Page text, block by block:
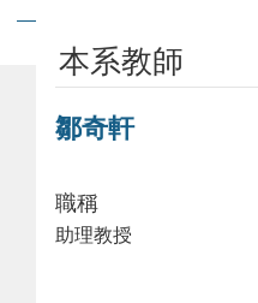
本系教師
鄒奇軒
職稱
助理教授